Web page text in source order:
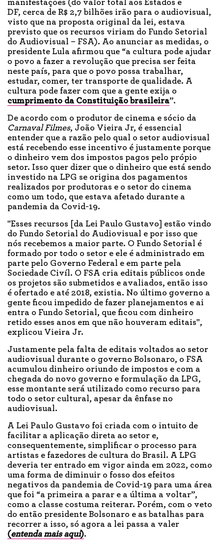
manifestações (do valor total aos Estados e
DF, cerca de R$ 2,7 bilhões irão para o audiovisual,
visto que na proposta original da lei, estava
previsto que os recursos viriam do Fundo Setorial
do Audiovisual – FSA). Ao anunciar as medidas, o
presidente Lula afirmou que “a cultura pode ajudar
o povo a fazer a revolução que precisa ser feita
neste país, para que o povo possa trabalhar,
estudar, comer, ter transporte de qualidade. A
cultura pode fazer com que a gente exija o
cumprimento da Constituição brasileira”.
De acordo com o produtor de cinema e sócio da
Carnaval Filmes, João Vieira Jr, é essencial
entender que a razão pelo qual o setor audiovisual
está recebendo esse incentivo é justamente porque
o dinheiro vem dos impostos pagos pelo própio
setor. Isso quer dizer que o dinheiro que está sendo
investido na LPG se origina dos pagamentos
realizados por produtoras e o setor do cinema
como um todo, que estava afetado durante a
pandemia da Covid-19.
"Esses recursos [da Lei Paulo Gustavo] estão vindo
do Fundo Setorial do Audiovisual e por isso que
nós recebemos a maior parte. O Fundo Setorial é
formado por todo o setor e ele é administrado em
parte pelo Governo Federal e em parte pela
Sociedade Civíl. O FSA cria editais públicos onde
os projetos são submetidos e avaliados, então isso
é ofertado e até 2018, existia. No último governo a
gente ficou impedido de fazer planejamentos e ai
entra o Fundo Setorial, que ficou com dinheiro
retido esses anos em que não houveram editais",
explicou Vieira Jr.
Justamente pela falta de editais voltados ao setor
audiovisual durante o governo Bolsonaro, o FSA
acumulou dinheiro oriundo de impostos e com a
chegada do novo governo e formulação da LPG,
esse montante será utilizado como recurso para
todo o setor cultural, apesar da ênfase no
audiovisual.
A Lei Paulo Gustavo foi criada com o intuito de
facilitar a aplicação direta ao setor e,
consequentemente, simplificar o processo para
artistas e fazedores de cultura do Brasil. A LPG
deveria ter entrado em vigor ainda em 2022, como
uma forma de diminuir o fosso dos efeitos
negativos da pandemia de Covid-19 para uma área
que foi “a primeira a parar e a última a voltar”,
como a classe costuma reiterar. Porém, com o veto
do então presidente Bolsonaro e as batalhas para
recorrer a isso, só agora a lei passa a valer
(entenda mais aqui).